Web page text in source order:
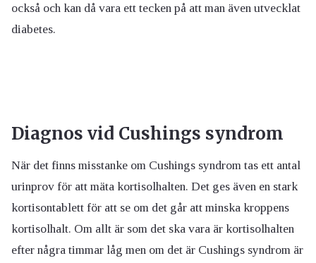
också och kan då vara ett tecken på att man även utvecklat
diabetes.
Diagnos vid Cushings syndrom
När det finns misstanke om Cushings syndrom tas ett antal
urinprov för att mäta kortisolhalten. Det ges även en stark
kortisontablett för att se om det går att minska kroppens
kortisolhalt. Om allt är som det ska vara är kortisolhalten
efter några timmar låg men om det är Cushings syndrom är